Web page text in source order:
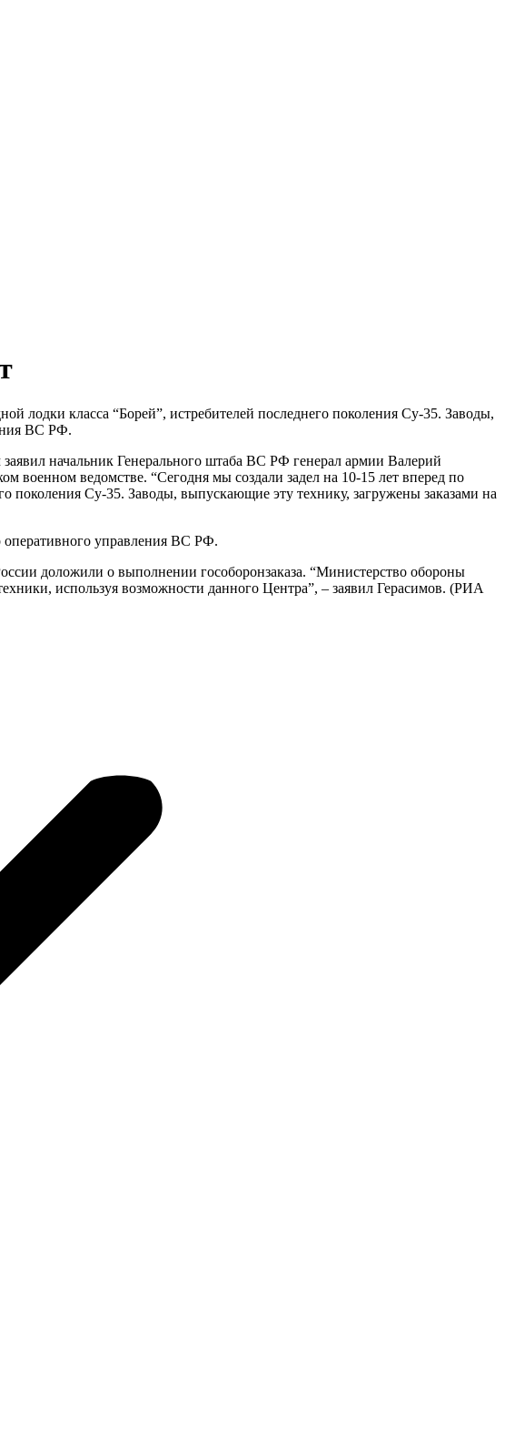
лодки класса “Борей”, истребителей последнего поколения Су-35. Заводы,
ВС РФ.
начальник Генерального штаба ВС РФ генерал армии Валерий
ведомстве. “Сегодня мы создали задел на 10-15 лет вперед по
поколения Су-35. Заводы, выпускающие эту технику, загружены заказами на
оперативного управления ВС РФ.
доложили о выполнении гособоронзаказа. “Министерство обороны
используя возможности данного Центра”, – заявил Герасимов. (РИА